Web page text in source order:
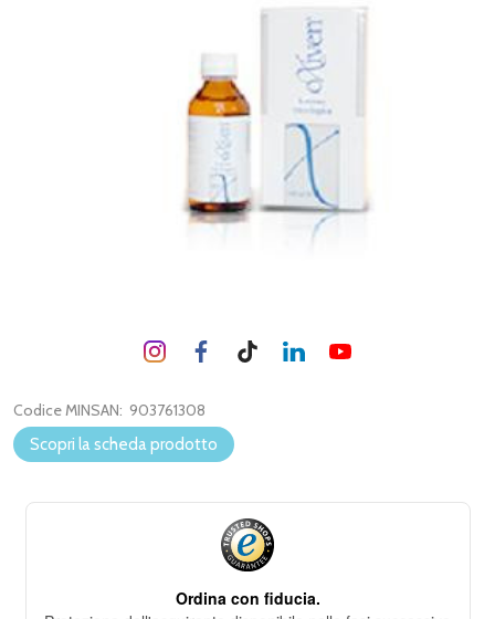
Codice MINSAN: 903761308
Scopri la scheda prodotto